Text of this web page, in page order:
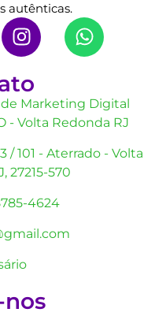
autênticas.
de Marketing Digital
- Volta Redonda RJ
/ 101 - Aterrado - Volta
27215-570
4624